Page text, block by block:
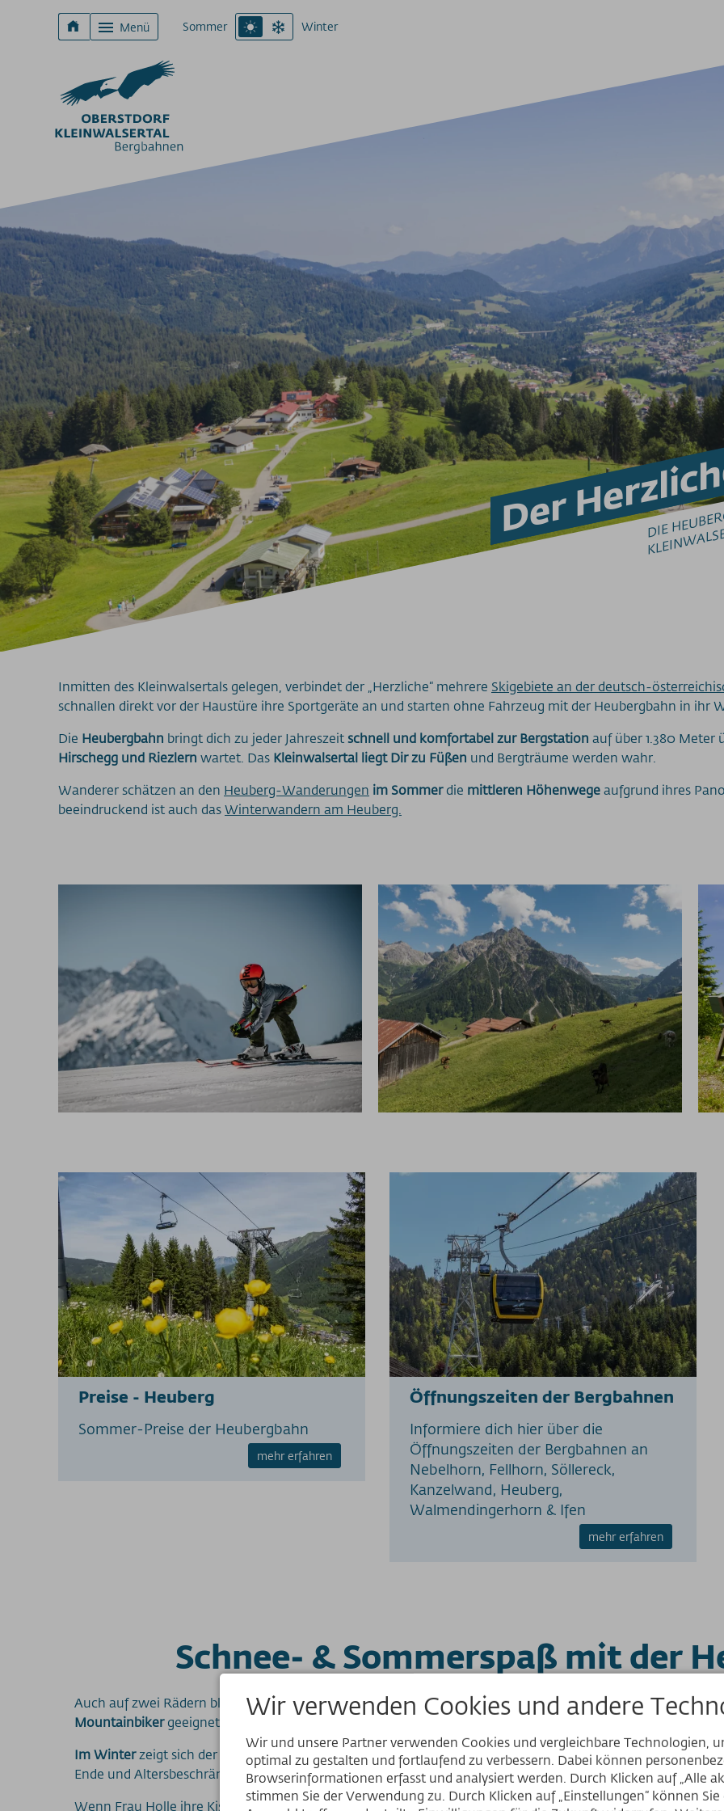
Menü Sommer Winter
Der
Inmitten des Kleinwalsertals gelegen, verbindet der „Herzliche“ mehrere Skigebiete an der deutsch-
schnallen direkt vor der Haustüre ihre Sportgeräte an und starten ohne Fahrzeug mit der Heubergbahn in ihr
Die Heubergbahn bringt dich zu jeder Jahreszeitschnell und komfortabel zur Bergstation auf über 1.380 Meter
Hirschegg und Riezlern wartet. Das Kleinwalsertal liegt Dir zu Füßen und Bergträume werden wahr.
Wanderer schätzen an den Heuberg-Wanderungen im Sommerdie mittleren Höhenwegeaufgrund ihres
beeindruckend ist auch dasWinterwandern am Heuberg.
Preise - Heuberg
Sommer-Preise der Heubergbahn
mehr erfahren
Öffnungszeiten der Bergbahnen
Informiere dich hier über die
Öffnungszeiten der Bergbahnen an
Nebelhorn, Fellhorn, Söllereck,
Kanzelwand, Heuberg,
Walmendingerhorn & Ifen
mehr erfahren
Schnee- & Sommerspaß mit der
Auch auf zwei Rädern bleiben im Sommer keine Wünsche offen: Naturbelassene Strecken vor einer
Mountainbikergeeignet.
Im Winterzeigt sich der Berg mitleichten Übungshängenvon seiner familienfreundlichsten Seite und
Ende und Altersbeschränkung in unseremSkigebiet für Anfänger!
Wenn Frau Holle ihre Kissen schüttelt, bedeckt sie über22 Pistenkilometeram Heuberg. Neben perfekt
Wir verwenden Cookies und andere
Wir und unsere Partner verwenden Cookies und vergleichbare Technologien,
optimal zu gestalten und fortlaufend zu verbessern. Dabei können
Browserinformationen erfasst und analysiert werden. Durch Klicken auf „Alle
stimmen Sie der Verwendung zu. Durch Klicken auf „Einstellungen“ können
Website